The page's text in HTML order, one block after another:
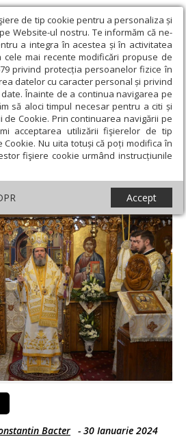
de tip cookie pentru a personaliza și
Website-ul nostru. Te informăm că ne-
a integra în acestea și în activitatea
cele mai recente modificări propuse de
privind protecția persoanelor fizice în
datelor cu caracter personal și privind
Înainte de a continua navigarea pe
să aloci timpul necesar pentru a citi și
Cookie. Prin continuarea navigării pe
acceptarea utilizării fişierelor de tip
Cookie. Nu uita totuși că poți modifica în
fişiere cookie urmând instrucțiunile
Accept
religioasă › Știri › Sărbătoare în
a parohiei bihorene Cuzap
de credincioşi a
Cuzap
Bacter - 30 Ianuarie 2024